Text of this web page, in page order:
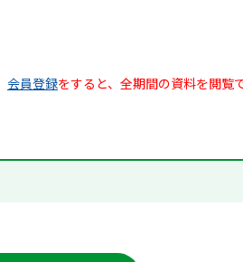
会員登録をすると、全期間の資料を閲覧